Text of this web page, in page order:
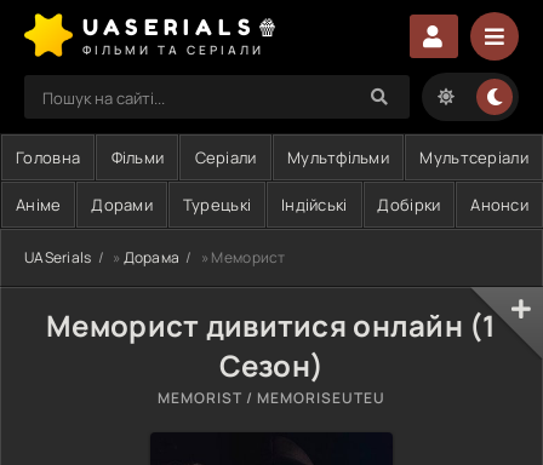
UASERIALS🍿
ФІЛЬМИ ТА СЕРІАЛИ
Головна Фільми Серіали Мультфільми Мультсеріали
Аніме Дорами Турецькі Індійські Добірки Анонси
UASerials » Дорама » Меморист
Меморист дивитися онлайн (1
Сезон)
MEMORIST / MEMORISEUTEU